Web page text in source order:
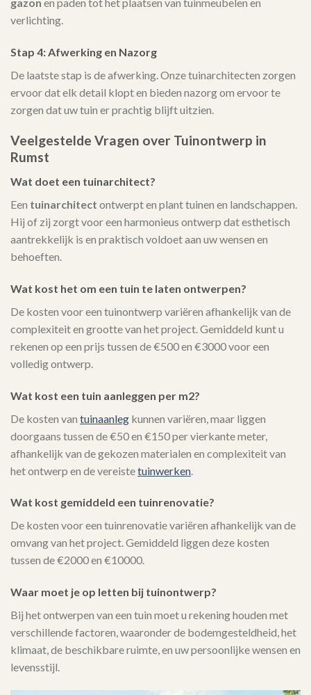
verlichting.
Stap 4: Afwerking en Nazorg
De laatste stap is de afwerking. Onze tuinarchitecten zorgen
ervoor dat elk detail klopt en bieden nazorg om ervoor te
zorgen dat uw tuin er prachtig blijft uitzien.
Veelgestelde Vragen over Tuinontwerp in
Rumst
Wat doet een tuinarchitect?
Een tuinarchitect ontwerpt en plant tuinen en landschappen.
Hij of zij zorgt voor een harmonieus ontwerp dat esthetisch
aantrekkelijk is en praktisch voldoet aan uw wensen en
behoeften.
Wat kost het om een tuin te laten ontwerpen?
De kosten voor een tuinontwerp variëren afhankelijk van de
complexiteit en grootte van het project. Gemiddeld kunt u
rekenen op een prijs tussen de €500 en €3000 voor een
volledig ontwerp.
Wat kost een tuin aanleggen per m2?
De kosten van tuinaanleg kunnen variëren, maar liggen
doorgaans tussen de €50 en €150 per vierkante meter,
afhankelijk van de gekozen materialen en complexiteit van
het ontwerp en de vereistetuinwerken
Wat kost gemiddeld een tuinrenovatie?
De kosten voor een tuinrenovatie variëren afhankelijk van de
omvang van het project. Gemiddeld liggen deze kosten
tussen de €2000 en €10000.
Waar moet je op letten bij tuinontwerp?
Bij het ontwerpen van een tuin moet u rekening houden met
verschillende factoren, waaronder de bodemgesteldheid, het
klimaat, de beschikbare ruimte, en uw persoonlijke wensen en
levensstijl.